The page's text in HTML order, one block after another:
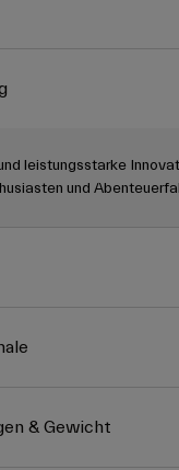
leistungsstarke
und
& Gewicht